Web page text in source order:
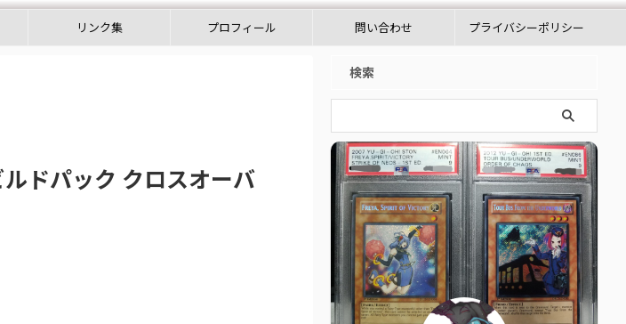
リンク集 プロフィール 問い合わせ プライバシーポリシー
ドパック クロスオーバ
検索